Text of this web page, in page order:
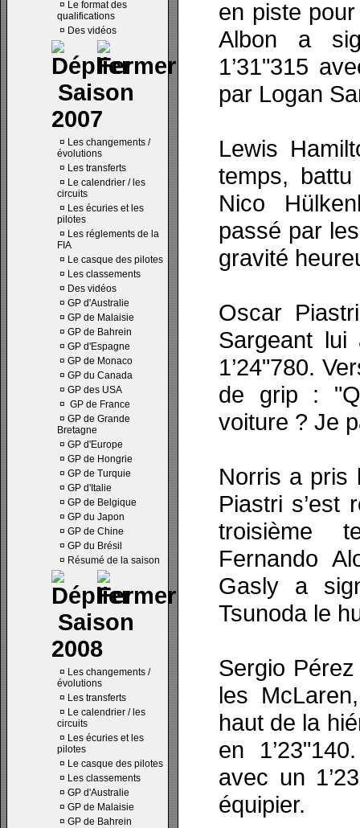
¤ Le format des
qualifications
¤ Des vidéos
Saison
2007
¤ Les changements /
évolutions
¤ Les transferts
¤ Le calendrier / les
circuits
¤ Les écuries et les
pilotes
¤ Les réglements de la
FIA
¤ Le casque des pilotes
¤ Les classements
¤ Des vidéos
¤ GP d'Australie
¤ GP de Malaisie
¤ GP de Bahrein
¤ GP d'Espagne
¤ GP de Monaco
¤ GP du Canada
¤ GP des USA
¤ GP de France
¤ GP de Grande
Bretagne
¤ GP d'Europe
¤ GP de Hongrie
¤ GP de Turquie
¤ GP d'Italie
¤ GP de Belgique
¤ GP du Japon
¤ GP de Chine
¤ GP du Brésil
¤ Résumé de la saison
Saison
2008
¤ Les changements /
évolutions
¤ Les transferts
¤ Le calendrier / les
circuits
¤ Les écuries et les
pilotes
¤ Le casque des pilotes
¤ Les classements
¤ GP d'Australie
¤ GP de Malaisie
¤ GP de Bahrein
en piste
Albon a
1’31"315
par Logan
Lewis
temps,
Nico
passé par
gravité
Oscar
Sargeant
1’24"780.
de grip :
voiture ? Je
Norris a pris
Piastri s’est
troisième
Fernando
Gasly a
Tsunoda le
Sergio
les
haut de la
en
avec un
équipier.